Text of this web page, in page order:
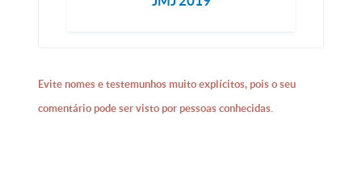
Evite nomes e testemunhos muito explícitos, pois o seu
comentário pode ser visto por pessoas conhecidas.